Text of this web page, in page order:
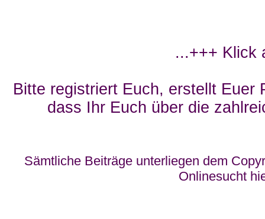
...+++ Klick
Bitte registriert Euch, erstellt Euer
dass Ihr Euch über die
Sämtliche Beiträge unterliegen dem
Onlinesucht